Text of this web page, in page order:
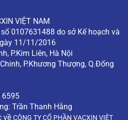
VIỆT NAM
0107631488 do sở Kế hoạch và
11/11/2016
P.Kim Liên, Hà Nội
P.Khương Thượng, Q.Đống
6595
Trần Thanh Hằng
về CÔNG TY CỔ PHẦN VACXIN VIỆT